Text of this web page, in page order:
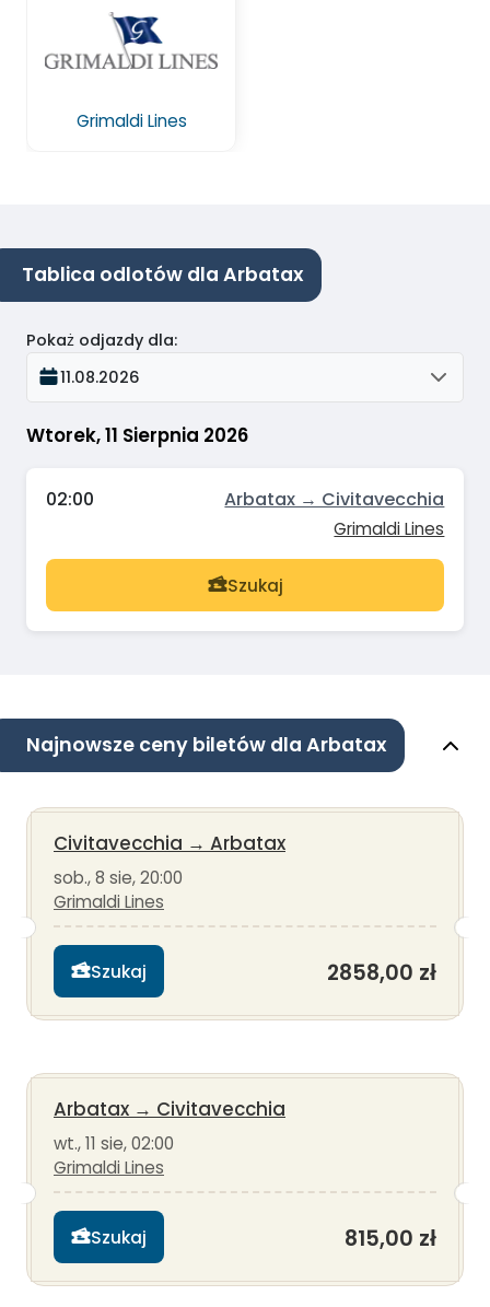
Grimaldi Lines
Tablica odlotów dla Arbatax
Wtorek, 11 Sierpnia 2026
Pokaż odjazdy dla:
11.08.2026
02:00 Arbatax → Civitavecchia
Grimaldi Lines
Szukaj
Najnowsze ceny biletów dla Arbatax
Civitavecchia → Arbatax
sob., 8 sie, 20:00
Grimaldi Lines
Szukaj 2858,00 zł
Arbatax → Civitavecchia
wt., 11 sie, 02:00
Grimaldi Lines
Szukaj 815,00 zł